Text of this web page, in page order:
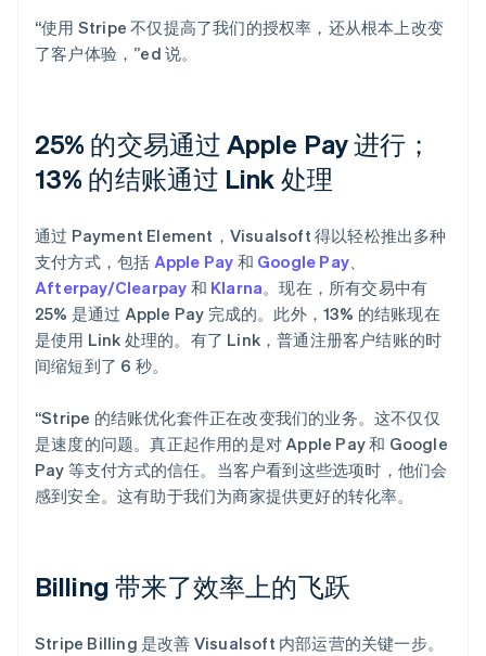
“使用 Stripe 不仅提高了我们的授权率，还从根本上改变
了客户体验，”ed 说。
25% 的交易通过 Apple Pay 进行；
13% 的结账通过 Link 处理
通过 Payment Element，Visualsoft 得以轻松推出多种
支付方式，包括 Apple Pay 和 Google Pay
Afterpay/Clearpay 和 Klarna。现在，所有交易中有
25% 是通过 Apple Pay 完成的。此外，13% 的结账现在
是使用 Link 处理的。有了 Link，普通注册客户结账的时
间缩短到了 6 秒。
“Stripe 的结账优化套件正在改变我们的业务。这不仅仅
是速度的问题。真正起作用的是对 Apple Pay 和 Google
Pay 等支付方式的信任。当客户看到这些选项时，他们会
感到安全。这有助于我们为商家提供更好的转化率。
Billing 带来了效率上的飞跃
Stripe Billing 是改善 Visualsoft 内部运营的关键一步。